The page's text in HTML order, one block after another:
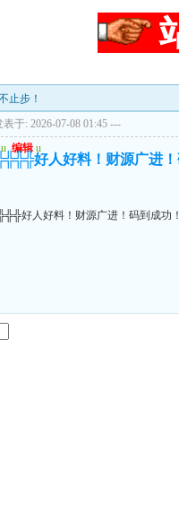
止步！
表于: 2026-07-08 01:45 ---
u 编辑 u
好人好料！财源广进！
好人好料！财源广进！码到成功